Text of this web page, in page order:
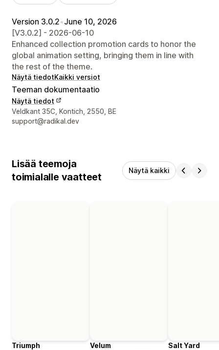
Version 3.0.2•June 10, 2026
[V3.0.2] - 2026-06-10
Enhanced collection promotion cards to honor the
global animation setting, bringing them in line with
the rest of the theme.
Näytä tiedotKaikki versiot
Teeman dokumentaatio
Näytä tiedot
Suunnittelijan yhteystiedot
Veldkant 35C, Kontich, 2550, BE
support@radikal.dev
Lisää teemoja
toimialalle vaatteet
Näytä kaikki
Triumph
Velum
Salt Yard